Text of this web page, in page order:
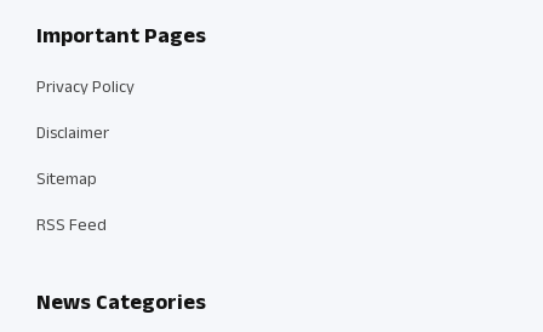
Important Pages
Privacy Policy
Disclaimer
Sitemap
RSS Feed
News Categories